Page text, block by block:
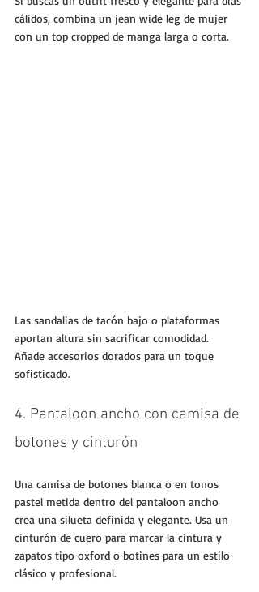
cálidos, combina un jean wide leg de mujer
con un top cropped de manga larga o corta.
Las sandalias de tacón bajo o plataformas
aportan altura sin sacrificar comodidad.
Añade accesorios dorados para un toque
sofisticado.
4. Pantaloon ancho con camisa de
botones y cinturón
Una camisa de botones blanca o en tonos
pastel metida dentro del pantaloon ancho
crea una silueta definida y elegante. Usa un
cinturón de cuero para marcar la cintura y
zapatos tipo oxford o botines para un estilo
clásico y profesional.